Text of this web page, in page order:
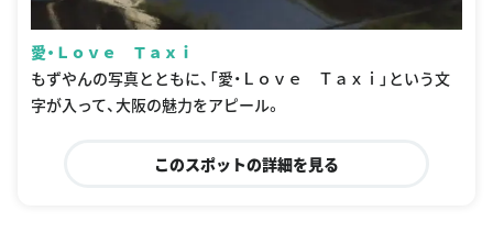
愛・Ｌｏｖｅ Ｔａｘｉ
もずやんの写真とともに、「愛・Ｌｏｖｅ Ｔａｘｉ」という文
字が入って、大阪の魅力をアピール。
このスポットの詳細を見る